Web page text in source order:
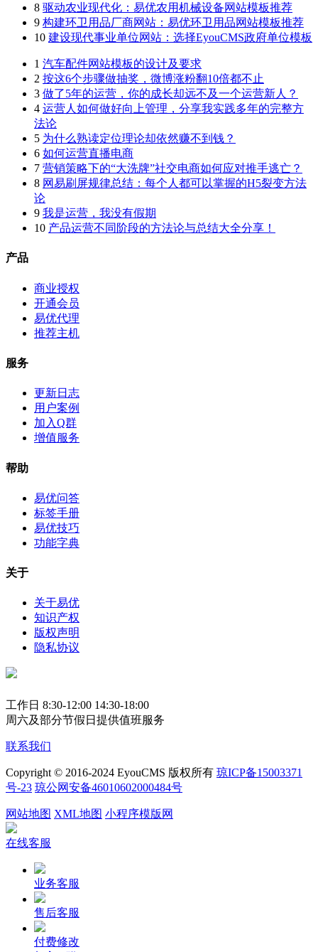
8 驱动农业现代化：易优农用机械设备网站模板推荐
9 构建环卫用品厂商网站：易优环卫用品网站模板推荐
10 建设现代事业单位网站：选择EyouCMS政府单位模板
1 汽车配件网站模板的设计及要求
2 按这6个步骤做抽奖，微博涨粉翻10倍都不止
3 做了5年的运营，你的成长却远不及一个运营新人？
4 运营人如何做好向上管理，分享我实践多年的完整方
法论
5 为什么熟读定位理论却依然赚不到钱？
6 如何运营直播电商
7 营销策略下的“大洗牌”社交电商如何应对推手逃亡？
8 网易刷屏规律总结：每个人都可以掌握的H5裂变方法
论
9 我是运营，我没有假期
10 产品运营不同阶段的方法论与总结大全分享！
产品
商业授权
开通会员
易优代理
推荐主机
服务
更新日志
用户案例
加入Q群
增值服务
帮助
易优问答
标签手册
易优技巧
功能字典
关于
关于易优
知识产权
版权声明
隐私协议
工作日 8:30-12:00 14:30-18:00
周六及部分节假日提供值班服务
联系我们
Copyright © 2016-2024 EyouCMS 版权所有 琼ICP备15003371
号-23 琼公网安备46010602000484号
网站地图 XML地图 小程序模版网
在线客服
业务客服
售后客服
付费修改